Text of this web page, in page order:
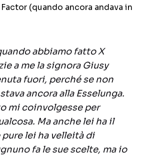
(quando ancora andava in
abbiamo fatto X
a me la signora Giusy
fuori, perché se non
ancora alla Esselunga.
mi coinvolgesse per
Ma anche lei ha il
pure lei ha velleità di
fa le sue scelte, ma io